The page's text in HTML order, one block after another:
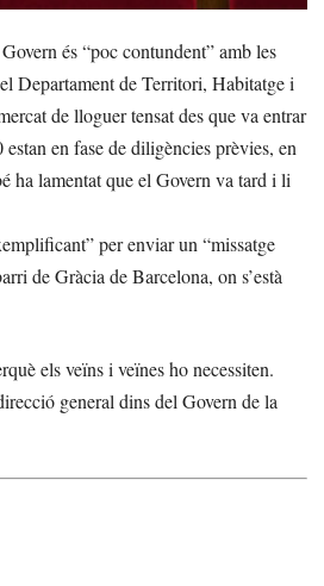
és “poc contundent” amb les
Departament de Territori, Habitatge i
de lloguer tensat des que va entrar
en fase de diligències prèvies, en
ha lamentat que el Govern va tard i li
per enviar un “missatge
de Gràcia de Barcelona, on s’està
els veïns i veïnes ho necessiten.
general dins del Govern de la